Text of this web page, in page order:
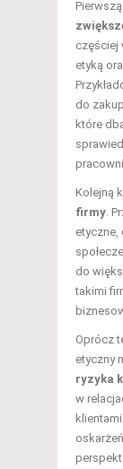
częściej
etyką
do
które
Kolejną
firmy .
do
takimi
Oprócz
etyczny
ryzyka
w